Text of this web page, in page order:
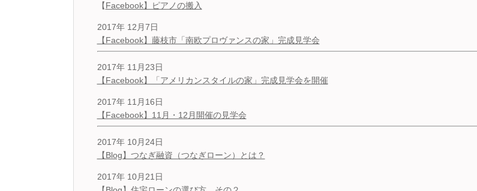
【Facebook】ピアノの搬入
2017年 12月7日
【Facebook】藤枝市「南欧プロヴァンスの家」完成見学会
2017年 11月23日
【Facebook】「アメリカンスタイルの家」完成見学会を開催
2017年 11月16日
【Facebook】11月・12月開催の見学会
2017年 10月24日
【Blog】つなぎ融資（つなぎローン）とは？
2017年 10月21日